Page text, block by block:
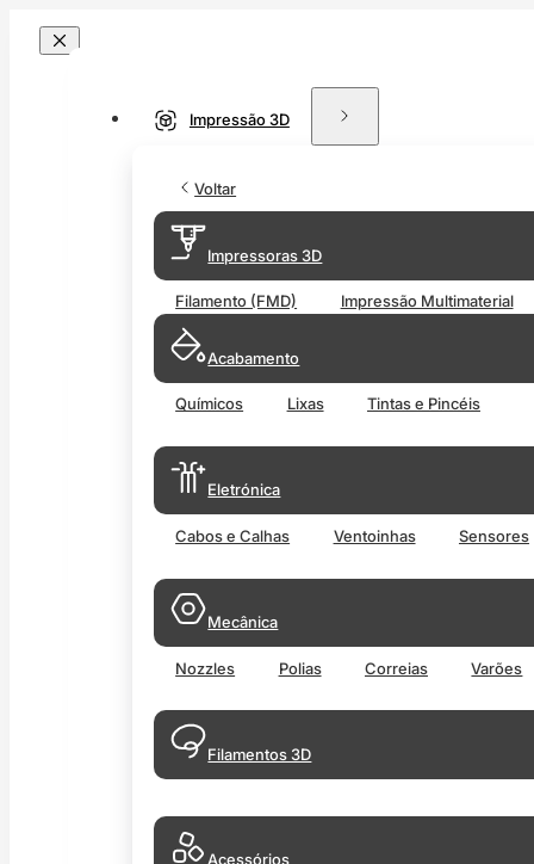
Impressão 3D
Voltar
Impressoras 3D
Filamento (FMD) Impressão Multimaterial
Acabamento
Químicos Lixas Tintas e Pincéis
Eletrónica
Cabos e Calhas Ventoinhas Sensores
Mecânica
Nozzles Polias Correias Varões
Filamentos 3D
Acessórios